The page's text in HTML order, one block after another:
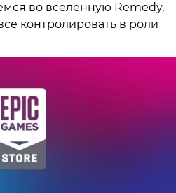
во вселенную Remedy,
контролировать в роли